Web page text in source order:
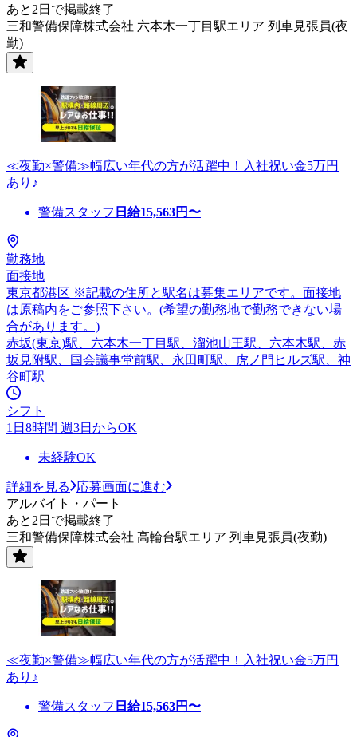
あと2日で掲載終了
三和警備保障株式会社 六本木一丁目駅エリア 列車見張員(夜
勤)
≪夜勤×警備≫幅広い年代の方が活躍中！入社祝い金5万円
あり♪
警備スタッフ 日給15,563円〜
勤務地
面接地
東京都港区 ※記載の住所と駅名は募集エリアです。面接地
は原稿内をご参照下さい。(希望の勤務地で勤務できない場
合があります。)
赤坂(東京)駅、六本木一丁目駅、溜池山王駅、六本木駅、赤
坂見附駅、国会議事堂前駅、永田町駅、虎ノ門ヒルズ駅、神
谷町駅
シフト
1日8時間 週3日からOK
未経験OK
詳細を見る
応募画面に進む
アルバイト・パート
あと2日で掲載終了
三和警備保障株式会社 高輪台駅エリア 列車見張員(夜勤)
≪夜勤×警備≫幅広い年代の方が活躍中！入社祝い金5万円
あり♪
警備スタッフ 日給15,563円〜